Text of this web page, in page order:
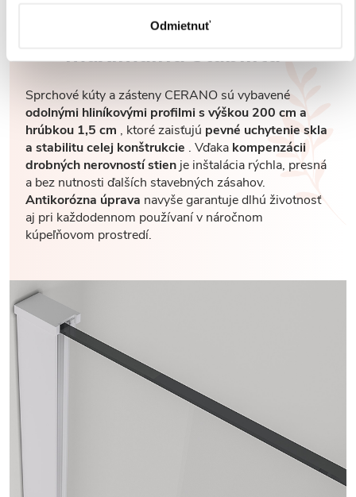
Odmietnuť
Robustné profily pre
maximálnu stabilitu
Sprchové kúty a zásteny CERANO sú vybavené
odolnými hliníkovými profilmi s výškou 200 cm a
hrúbkou 1,5 cm , ktoré zaisťujú pevné uchytenie skla
a stabilitu celej konštrukcie . Vďaka kompenzácii
drobných nerovností stien je inštalácia rýchla, presná
a bez nutnosti ďalších stavebných zásahov.
Antikorózna úprava navyše garantuje dlhú životnosť
aj pri každodennom používaní v náročnom
kúpeľňovom prostredí.